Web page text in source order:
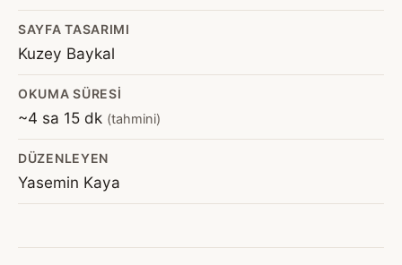
SAYFA TASARIMI
Kuzey Baykal
OKUMA SÜRESI
~4 sa 15 dk (tahmini)
DÜZENLEYEN
Yasemin Kaya